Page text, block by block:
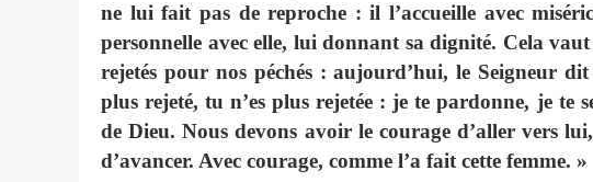
ne lui fait pas de reproche : il l’accueille avec
personnelle avec elle, lui donnant sa dignité. Cela
rejetés pour nos péchés : aujourd’hui, le Seigneur
plus rejeté, tu n’es plus rejetée : je te pardonne, je te
de Dieu. Nous devons avoir le courage d’aller vers
d’avancer. Avec courage, comme l’a fait cette femme. »